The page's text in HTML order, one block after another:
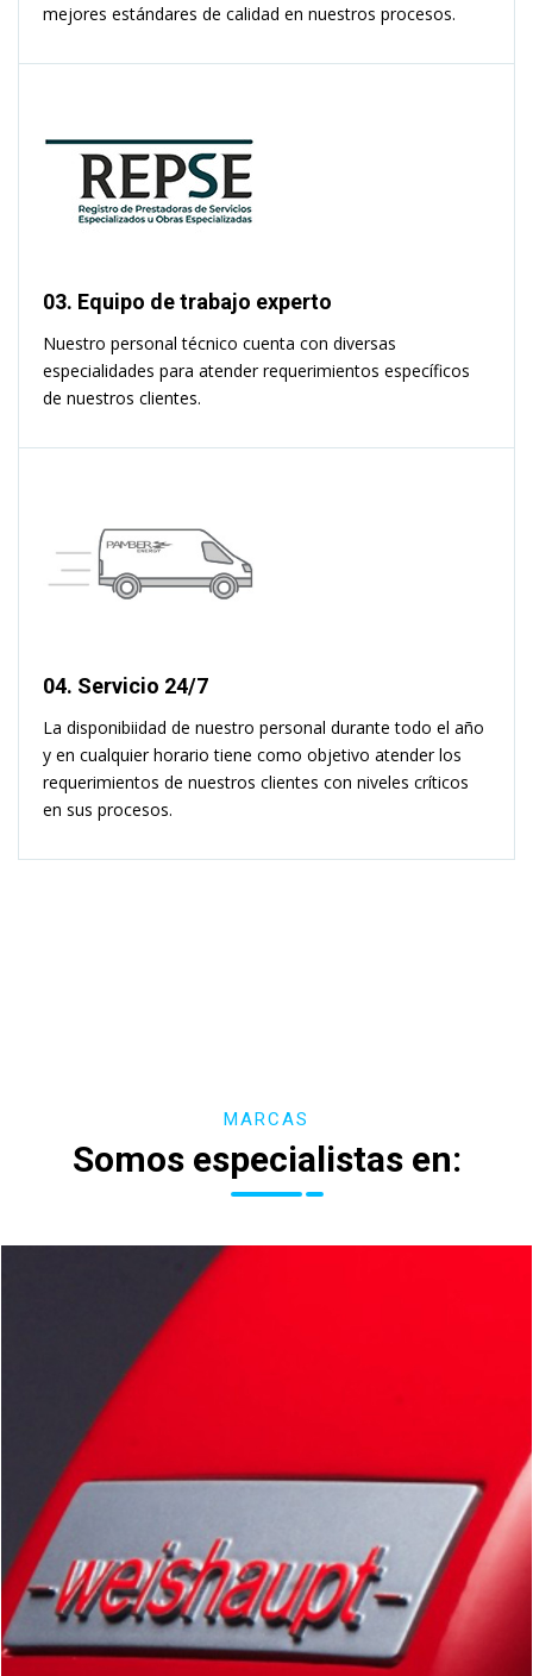
mejores estándares de calidad en nuestros procesos.
03. Equipo de trabajo experto
Nuestro personal técnico cuenta con diversas
especialidades para atender requerimientos específicos
de nuestros clientes.
04. Servicio 24/7
La disponibiidad de nuestro personal durante todo el año
y en cualquier horario tiene como objetivo atender los
requerimientos de nuestros clientes con niveles críticos
en sus procesos.
MARCAS
Somos especialistas en: